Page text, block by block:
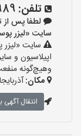
تلفن:
لطفا پس از
سایت «لیزر پوست»
سایت
اپیلاسیون و
وهیچ‌گونه
مکان:
انتقال